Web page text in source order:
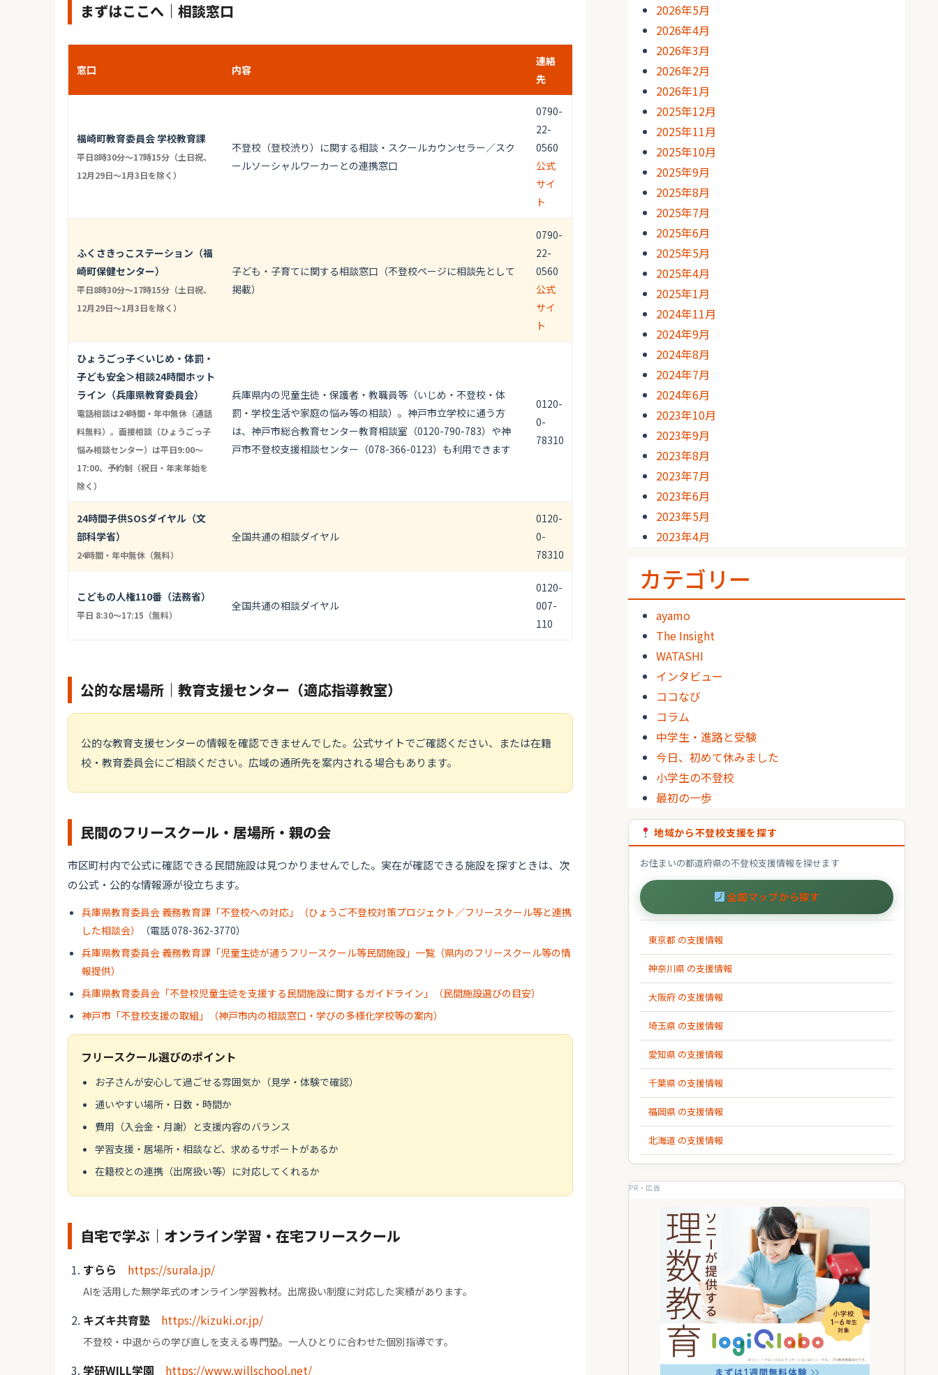
まずはここへ｜相談窓口
窓口 内容
連絡
先
福崎町教育委員会 学校教育課
平日8時30分〜17時15分（土日祝、
12月29日〜1月3日を除く）
不登校（登校渋り）に関する相談・スクールカウンセラー／スク
ールソーシャルワーカーとの連携窓口
0790-
22-
0560
公式
サイ
ト
ふくさきっこステーション（福
崎町保健センター）
平日8時30分〜17時15分（土日祝、
12月29日〜1月3日を除く）
子ども・子育てに関する相談窓口（不登校ページに相談先として
掲載）
0790-
22-
0560
公式
サイ
ト
ひょうごっ子＜いじめ・体罰・
子ども安全＞相談24時間ホット
ライン（兵庫県教育委員会）
電話相談は24時間・年中無休（通話
料無料）。面接相談（ひょうごっ子
悩み相談センター）は平日9:00〜
17:00、予約制（祝日・年末年始を
除く）
兵庫県内の児童生徒・保護者・教職員等（いじめ・不登校・体
罰・学校生活や家庭の悩み等の相談）。神戸市立学校に通う方
は、神戸市総合教育センター教育相談室（0120-790-783）や神
戸市不登校支援相談センター（078-366-0123）も利用できます
0120-
0-
78310
24時間子供SOSダイヤル（文
部科学省）
24時間・年中無休（無料）
全国共通の相談ダイヤル
0120-
0-
78310
こどもの人権110番（法務省）
平日 8:30〜17:15（無料）
全国共通の相談ダイヤル
0120-
007-
110
公的な居場所｜教育支援センター（適応指導教室）
公的な教育支援センターの情報を確認できませんでした。公式サイトでご確認ください、または在籍
校・教育委員会にご相談ください。広域の通所先を案内される場合もあります。
民間のフリースクール・居場所・親の会
市区町村内で公式に確認できる民間施設は見つかりませんでした。実在が確認できる施設を探すときは、次
の公式・公的な情報源が役立ちます。
兵庫県教育委員会 義務教育課「不登校への対応」（ひょうご不登校対策プロジェクト／フリースクール等と連携
した相談会）
（電話 078-362-3770）
兵庫県教育委員会 義務教育課「児童生徒が通うフリースクール等民間施設」一覧（県内のフリースクール等の情
報提供）
兵庫県教育委員会「不登校児童生徒を支援する民間施設に関するガイドライン」（民間施設選びの目安）
神戸市「不登校支援の取組」（神戸市内の相談窓口・学びの多様化学校等の案内）
フリースクール選びのポイント
お子さんが安心して過ごせる雰囲気か（見学・体験で確認）
通いやすい場所・日数・時間か
費用（入会金・月謝）と支援内容のバランス
学習支援・居場所・相談など、求めるサポートがあるか
在籍校との連携（出席扱い等）に対応してくれるか
自宅で学ぶ｜オンライン学習・在宅フリースクール
すらら https://surala.jp/
AIを活用した無学年式のオンライン学習教材。出席扱い制度に対応した実績があります。
キズキ共育塾 https://kizuki.or.jp/
不登校・中退からの学び直しを支える専門塾。一人ひとりに合わせた個別指導です。
学研WILL学園 https://www.willschool.net/
2026年5月
2026年4月
2026年3月
2026年2月
2026年1月
2025年12月
2025年11月
2025年10月
2025年9月
2025年8月
2025年7月
2025年6月
2025年5月
2025年4月
2025年1月
2024年11月
2024年9月
2024年8月
2024年7月
2024年6月
2023年10月
2023年9月
2023年8月
2023年7月
2023年6月
2023年5月
2023年4月
カテゴリー
ayamo
The Insight
WATASHI
インタビュー
ココなび
コラム
中学生・進路と受験
今日、初めて休みました
小学生の不登校
最初の一歩
地域から不登校支援を探す
お住まいの都道府県の不登校支援情報を探せます
全国マップから探す
東京都 の支援情報
神奈川県 の支援情報
大阪府 の支援情報
埼玉県 の支援情報
愛知県 の支援情報
千葉県 の支援情報
福岡県 の支援情報
北海道 の支援情報
PR・広告